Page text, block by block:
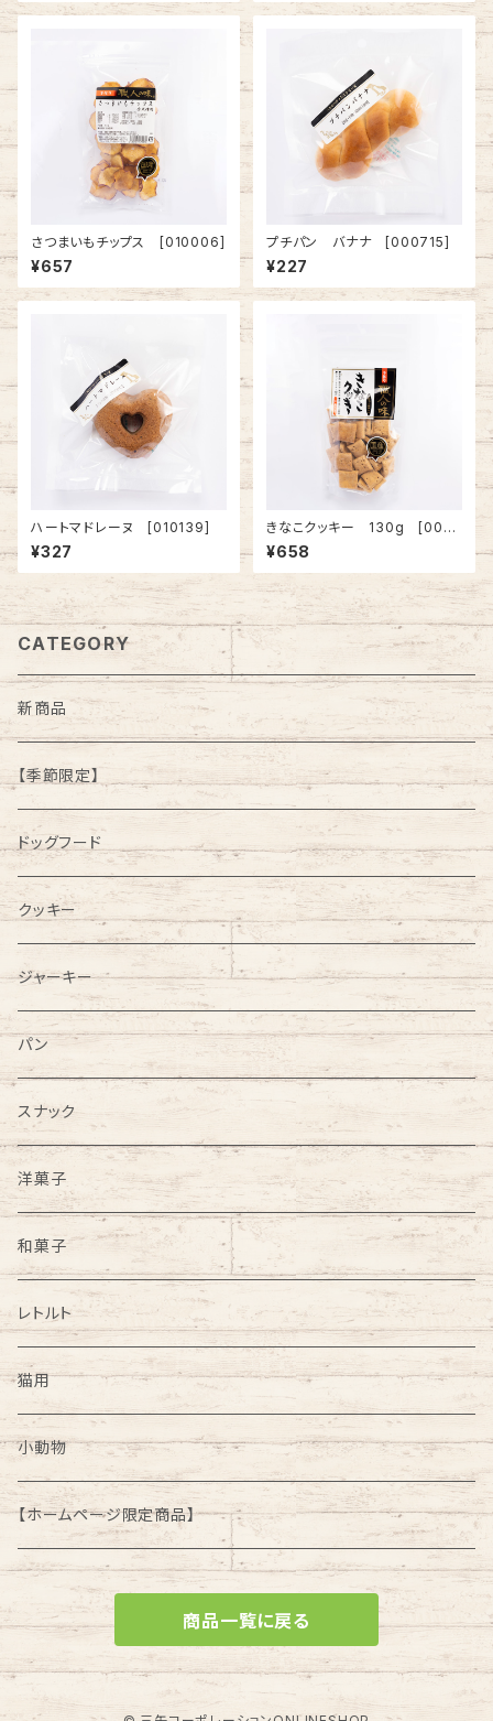
さつまいもチップス [010006]
¥657
プチパン バナナ [000715]
¥227
ハートマドレーヌ [010139]
¥327
きなこクッキー 130g [000
006]
¥658
CATEGORY
新商品
【季節限定】
ドッグフード
クッキー
ジャーキー
パン
スナック
洋菓子
和菓子
レトルト
猫用
小動物
【ホームページ限定商品】
商品一覧に戻る